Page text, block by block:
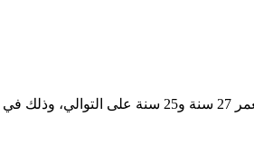
تمكنت عناصر فرقة الابحاث للشرطة القضائية بمنطقة امن بني مكادة مساء يوم أمس السبت ،من توقيف شاب